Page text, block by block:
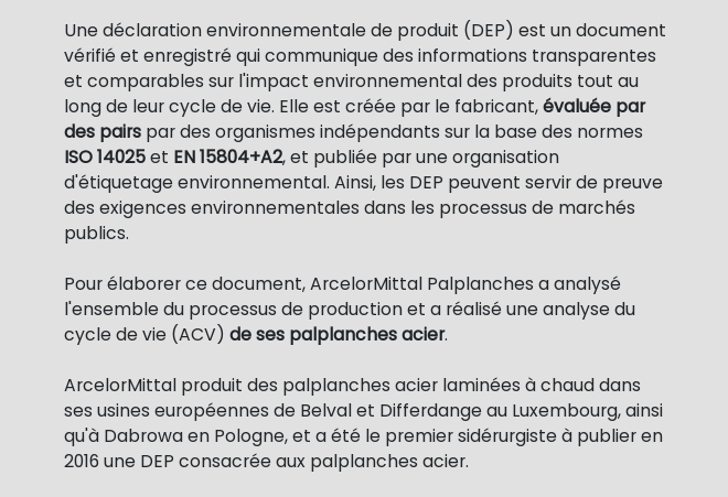
Une déclaration environnementale de produit (DEP) est un document
vérifié et enregistré qui communique des informations transparentes
et comparables sur l'impact environnemental des produits tout au
long de leur cycle de vie. Elle est créée par le fabricant,évaluée par
des pairs par des organismes indépendants sur la base des normes
ISO 14025et EN 15804+A2, et publiée par une organisation
d'étiquetage environnemental. Ainsi, les DEP peuvent servir de preuve
des exigences environnementales dans les processus de marchés
publics.
Pour élaborer ce document, ArcelorMittal Palplanches a analysé
l'ensemble du processus de production et a réalisé une analyse du
cycle de vie (ACV) de ses palplanches acier.
ArcelorMittal produit des palplanches acier laminées à chaud dans
ses usines européennes de Belval et Differdange au Luxembourg, ainsi
qu'à Dabrowa en Pologne, et a été le premier sidérurgiste à publier en
2016 une DEP consacrée aux palplanches acier.